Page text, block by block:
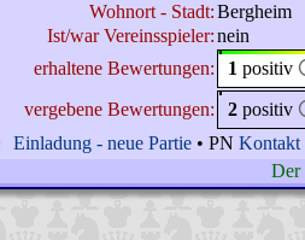
Wohnort - Stadt:Bergheim
Ist/war Vereinsspieler:nein
erhaltene Bewertungen:
1 positiv
vergebene Bewertungen:
2 positiv
Einladung - neue Partie • PN Kontakt
Der